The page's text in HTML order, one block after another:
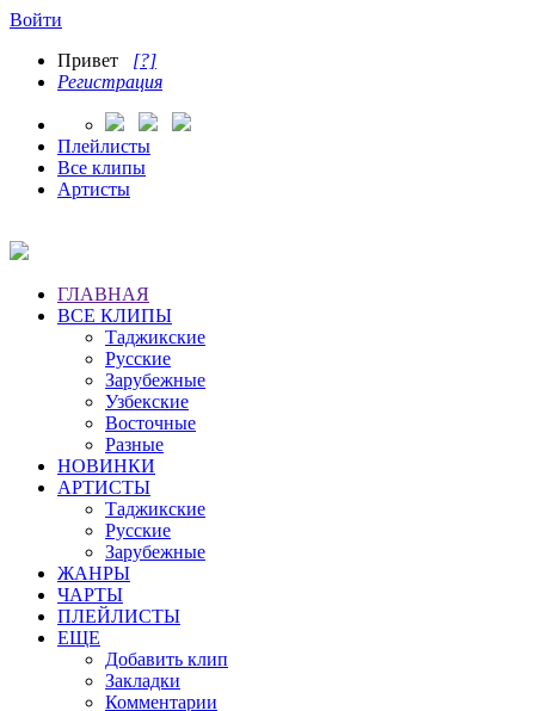
Войти
Привет [?]
Регистрация
Плейлисты
Все клипы
Артисты
ГЛАВНАЯ
ВСЕ КЛИПЫ
Таджикские
Русские
Зарубежные
Узбекские
Восточные
Разные
НОВИНКИ
АРТИСТЫ
Таджикские
Русские
Зарубежные
ЖАНРЫ
ЧАРТЫ
ПЛЕЙЛИСТЫ
ЕЩЕ
Добавить клип
Закладки
Комментарии